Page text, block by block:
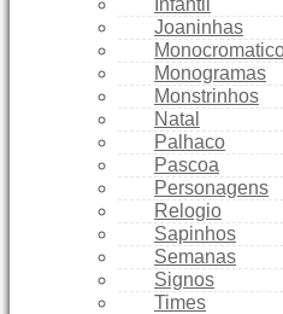
Infantil
Joaninhas
Monogramas
Monstrinhos
Natal
Palhaco
Pascoa
Personagens
Relogio
Sapinhos
Semanas
Signos
Times